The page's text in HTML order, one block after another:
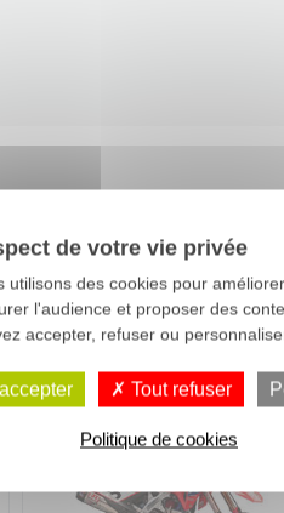
de votre vie privée
utilisons des cookies pour
l'audience et proposer des
accepter, refuser ou
Tout refuser
Politique de cookies